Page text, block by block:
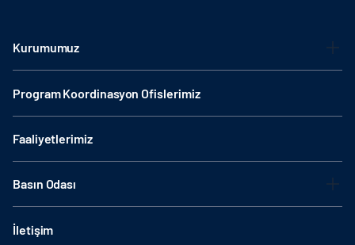
Kurumumuz
Program Koordinasyon Ofislerimiz
Faaliyetlerimiz
Basın Odası
İletişim